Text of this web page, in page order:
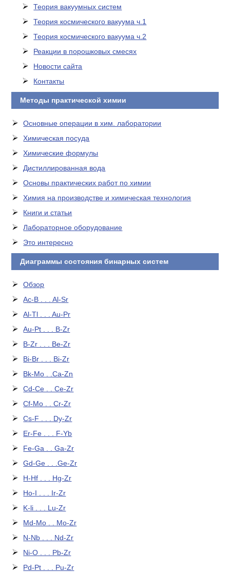
Теория вакуумных систем
Теория космического вакуума ч.1
Теория космического вакуума ч.2
Реакции в порошковых смесях
Новости сайта
Контакты
Методы практической химии
Основные операции в хим. лаборатории
Химическая посуда
Химические формулы
Дистиллированная вода
Основы практических работ по химии
Химия на производстве и химическая технология
Книги и статьи
Лабораторное оборудование
Это интересно
Диаграммы состояния бинарных систем
Обзор
Ac-B . . . Al-Sr
Al-Tl . . . Au-Pr
Au-Pt . . . B-Zr
B-Zr . . . Be-Zr
Bi-Br . . . Bi-Zr
Bk-Mo . .Ca-Zn
Cd-Ce . . Ce-Zr
Cf-Mo . . Cr-Zr
Cs-F . . . Dy-Zr
Er-Fe . . . F-Yb
Fe-Ga . . Ga-Zr
Gd-Ge . . .Ge-Zr
H-Hf . . . Hg-Zr
Ho-I . . . Ir-Zr
K-li . . . Lu-Zr
Md-Mo . . Mo-Zr
N-Nb . . . Nd-Zr
Ni-O . . . Pb-Zr
Pd-Pt . . . Pu-Zr